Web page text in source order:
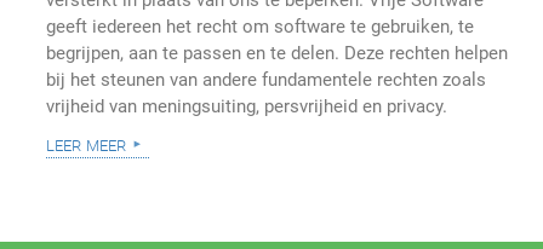
geeft iedereen het recht om software te gebruiken, te
begrijpen, aan te passen en te delen. Deze rechten helpen
bij het steunen van andere fundamentele rechten zoals
vrijheid van meningsuiting, persvrijheid en privacy.
leer meer